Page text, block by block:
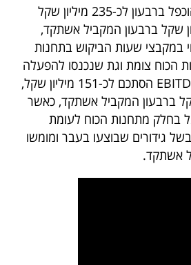
בישראל, ה-EBITDA הוכפל ברבעון לכ-235 מיליון שקל
לכ-119 מיליון שקל ברבעון המקביל אשתקד,
במקבצי שעות הביקוש בתחנות
הכוח צומת וגת שנכנסו להפעלה
מסחרית. בארה"ב ה-EBITDA הסתכם לכ-151 מיליון שקל,
מיליון שקל ברבעון המקביל אשתקד, כאשר
בחלק מתחנות הכוח לעומת
גידורים שבוצעו בעבר ומומשו
אשתקד.